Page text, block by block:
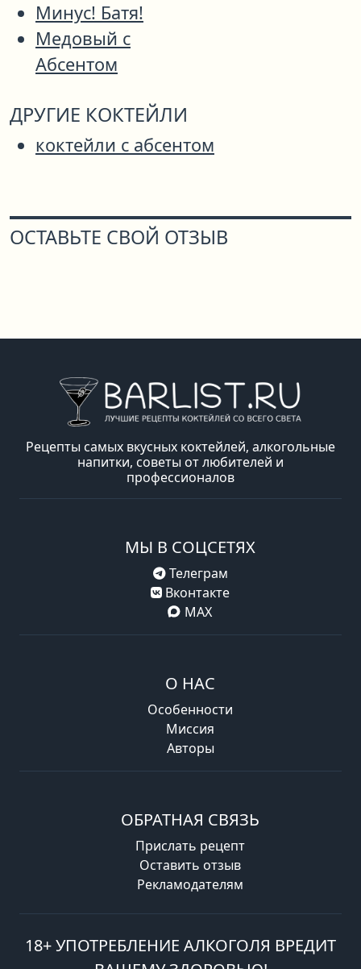
Минус! Батя!
Медовый с
Абсентом
ДРУГИЕ КОКТЕЙЛИ
коктейли с абсентом
ОСТАВЬТЕ СВОЙ ОТЗЫВ
Рецепты самых вкусных коктейлей, алкогольные
напитки, советы от любителей и
профессионалов
МЫ В СОЦСЕТЯХ
Телеграм
Вконтакте
MAX
О НАС
Особенности
Миссия
Авторы
ОБРАТНАЯ СВЯЗЬ
Прислать рецепт
Оставить отзыв
Рекламодателям
18+ УПОТРЕБЛЕНИЕ АЛКОГОЛЯ ВРЕДИТ